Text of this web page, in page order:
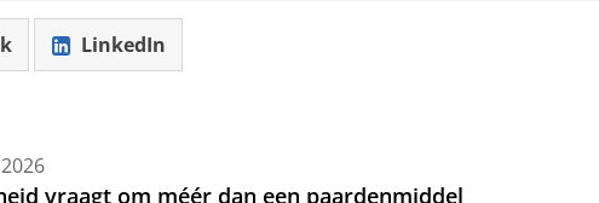
LinkedIn
vraagt om méér dan een paardenmiddel